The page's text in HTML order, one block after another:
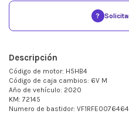
?
Descripción
Código de motor: H5HB4
Código de caja cambios: 6V M
Año de vehículo: 2020
KM: 72145
Numero de bastidor: